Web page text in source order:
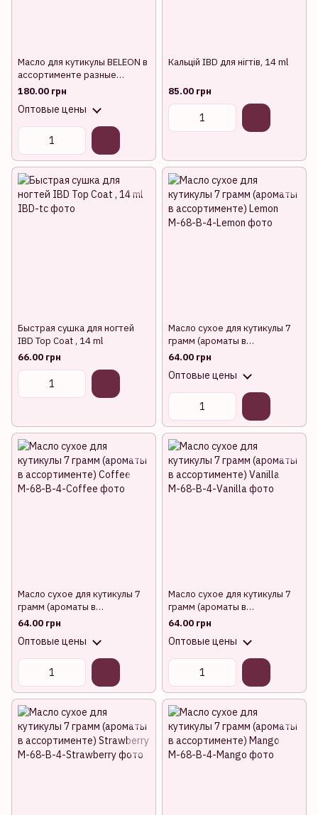
Масло для кутикулы BELEON в
ассортименте разные
ароматы (12 шт. в упаковке)
180.00 грн
Оптовые цены
Кальцій IBD для нігтів, 14 ml
85.00 грн
Быстрая сушка для ногтей
IBD Top Coat , 14 ml
66.00 грн
Масло сухое для кутикулы 7
грамм (ароматы в
ассортименте) Lemon
64.00 грн
Оптовые цены
Масло сухое для кутикулы 7
грамм (ароматы в
ассортименте) Coffee
64.00 грн
Оптовые цены
Масло сухое для кутикулы 7
грамм (ароматы в
ассортименте) Vanilla
64.00 грн
Оптовые цены